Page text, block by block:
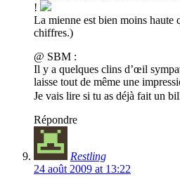
!
La mienne est bien moins haute
chiffres.)
@ SBM :
Il y a quelques clins d’œil
laisse tout de même une
Je vais lire si tu as déjà fait un
Répondre
Restling
24 août 2009 at 13:22